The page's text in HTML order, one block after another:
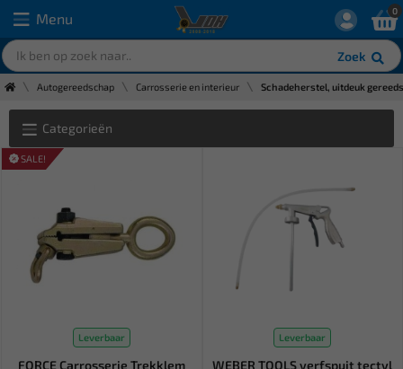
Menu
Zoek
0
Autogereedschap Carrosserie en interieur Schadeherstel, uitdeuk
Categorieën
SALE!
Leverbaar
FORCE Carrosserie Trekklem
Leverbaar
WEBER TOOLS verfspuit tectyl